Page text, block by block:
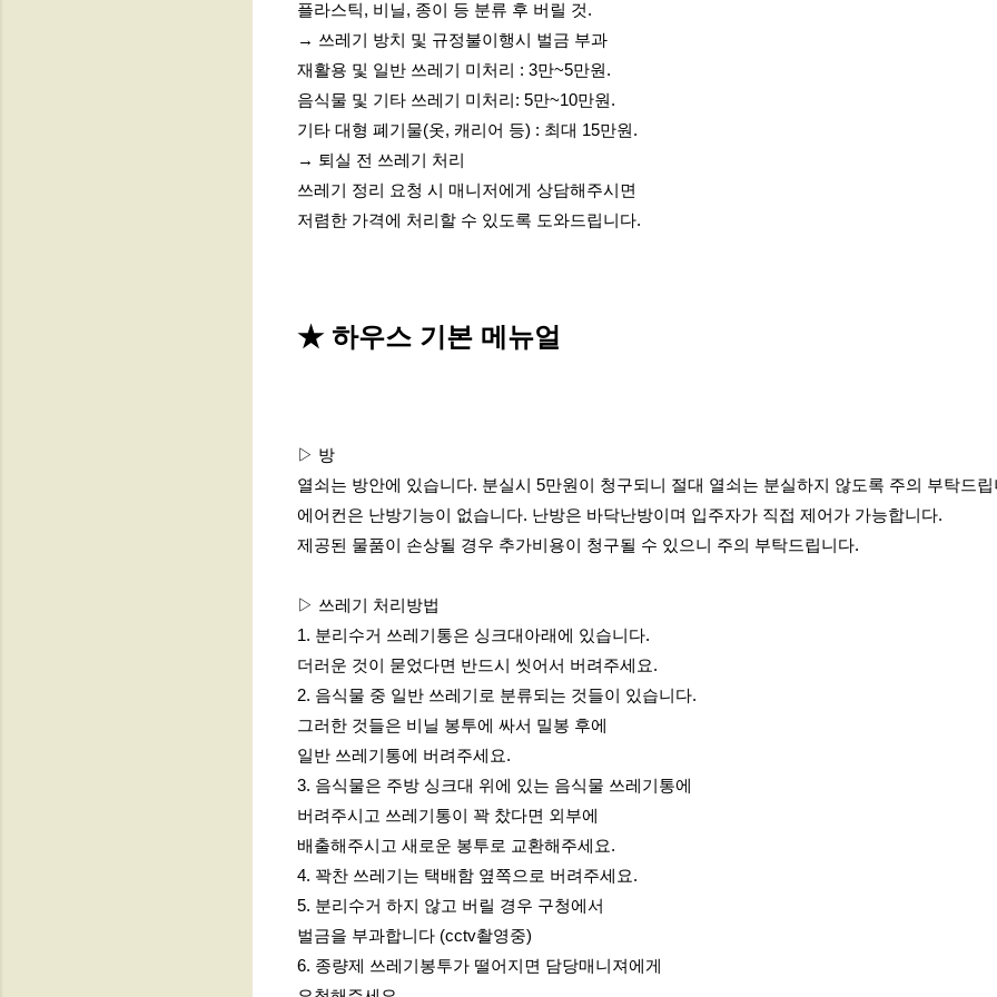
플라스틱, 비닐, 종이 등 분류 후 버릴 것.
→ 쓰레기 방치 및 규정불이행시 벌금 부과
재활용 및 일반 쓰레기 미처리 : 3만~5만원.
음식물 및 기타 쓰레기 미처리: 5만~10만원.
기타 대형 폐기물(옷, 캐리어 등) : 최대 15만원.
→ 퇴실 전 쓰레기 처리
쓰레기 정리 요청 시 매니저에게 상담해주시면
저렴한 가격에 처리할 수 있도록 도와드립니다.
★ 하우스 기본 메뉴얼
▷ 방
열쇠는 방안에 있습니다. 분실시 5만원이 청구되니 절대 열쇠는 분실하지 않도록 주의 부탁드
에어컨은 난방기능이 없습니다. 난방은 바닥난방이며 입주자가 직접 제어가 가능합니다.
제공된 물품이 손상될 경우 추가비용이 청구될 수 있으니 주의 부탁드립니다.
▷ 쓰레기 처리방법
1. 분리수거 쓰레기통은 싱크대아래에 있습니다.
더러운 것이 묻었다면 반드시 씻어서 버려주세요.
2. 음식물 중 일반 쓰레기로 분류되는 것들이 있습니다.
그러한 것들은 비닐 봉투에 싸서 밀봉 후에
일반 쓰레기통에 버려주세요.
3. 음식물은 주방 싱크대 위에 있는 음식물 쓰레기통에
버려주시고 쓰레기통이 꽉 찼다면 외부에
배출해주시고 새로운 봉투로 교환해주세요.
4. 꽉찬 쓰레기는 택배함 옆쪽으로 버려주세요.
5. 분리수거 하지 않고 버릴 경우 구청에서
벌금을 부과합니다 (cctv촬영중)
6. 종량제 쓰레기봉투가 떨어지면 담당매니져에게